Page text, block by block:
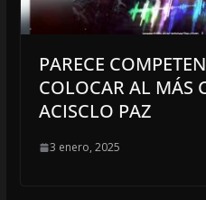
PARECE
COLOCAR AL MÁS
ACISCLO PAZ
3 enero, 2025